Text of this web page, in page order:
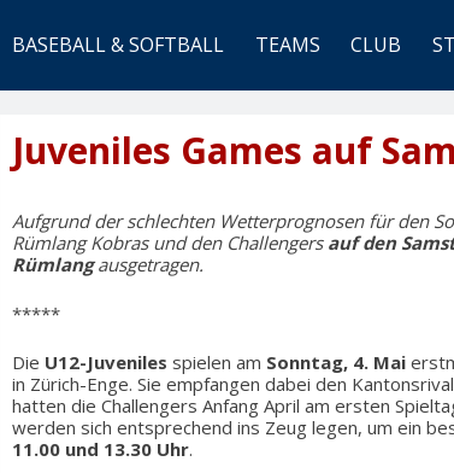
BASEBALL & SOFTBALL TEAMS CLUB
Juveniles Games auf
Aufgrund der schlechten Wetterprognosen für den
Rümlang Kobras und den Challengers auf den
Rümlangausgetragen.
*****
Die U12-Juveniles spielen am Sonntag, 4. Mai
in Zürich-Enge. Sie empfangen dabei den
hatten die Challengers Anfang April am ersten
werden sich entsprechend ins Zeug legen, um ein
11.00 und 13.30 Uhr.